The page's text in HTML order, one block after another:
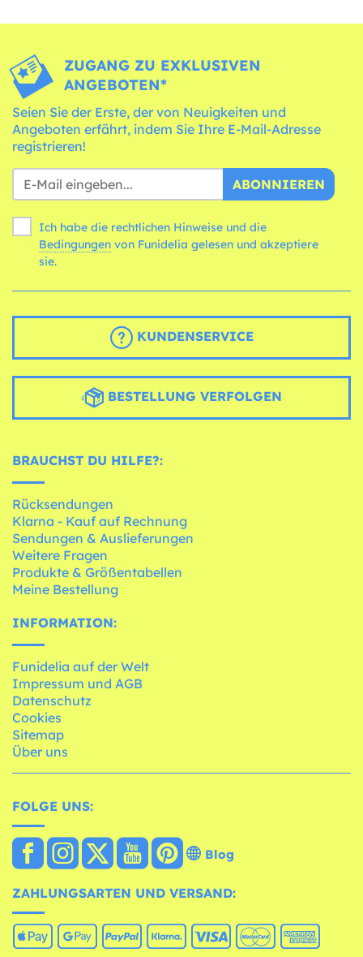
ZUGANG ZU EXKLUSIVEN
ANGEBOTEN*
Seien Sie der Erste, der von Neuigkeiten und
Angeboten erfährt, indem Sie Ihre E-Mail-Adresse
registrieren!
ABONNIEREN
Ich habe die rechtlichen Hinweise und die
Bedingungen
sie.
KUNDENSERVICE
BESTELLUNG VERFOLGEN
BRAUCHST DU HILFE?:
Rücksendungen
Klarna - Kauf auf Rechnung
Sendungen & Auslieferungen
Weitere Fragen
Produkte & Größentabellen
Meine Bestellung
INFORMATION:
Funidelia auf der Welt
Impressum und AGB
Datenschutz
Cookies
Sitemap
Über uns
FOLGE UNS:
Blog
ZAHLUNGSARTEN UND VERSAND: